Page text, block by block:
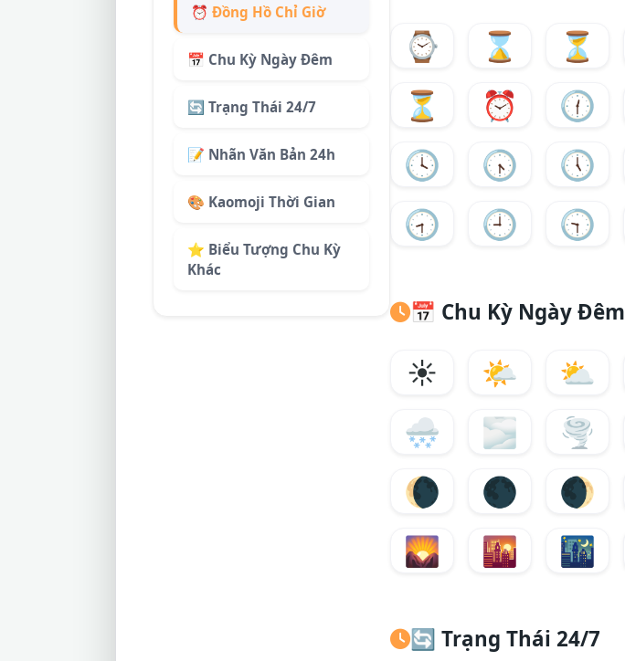
⏰ Đồng Hồ Chỉ Giờ
📅 Chu Kỳ Ngày Đêm
🔄 Trạng Thái 24/7
📝 Nhãn Văn Bản 24h
🎨 Kaomoji Thời Gian
⭐ Biểu Tượng Chu Kỳ
Khác
⌚ ⌛ ⏳
⏳
⏰ 🕧
🕓
🕟 🕔
🕣
🕘 🕤
📅 Chu Kỳ Ngày Đêm
☀️ 🌤️ ⛅
🌨️
🌫️ 🌪️
🌘
🌑 🌒
🌄
🌇 🌃
🔄 Trạng Thái 24/7